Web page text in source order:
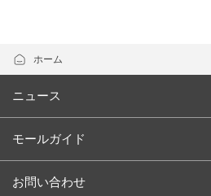
ホーム
ニュース
モールガイド
お問い合わせ